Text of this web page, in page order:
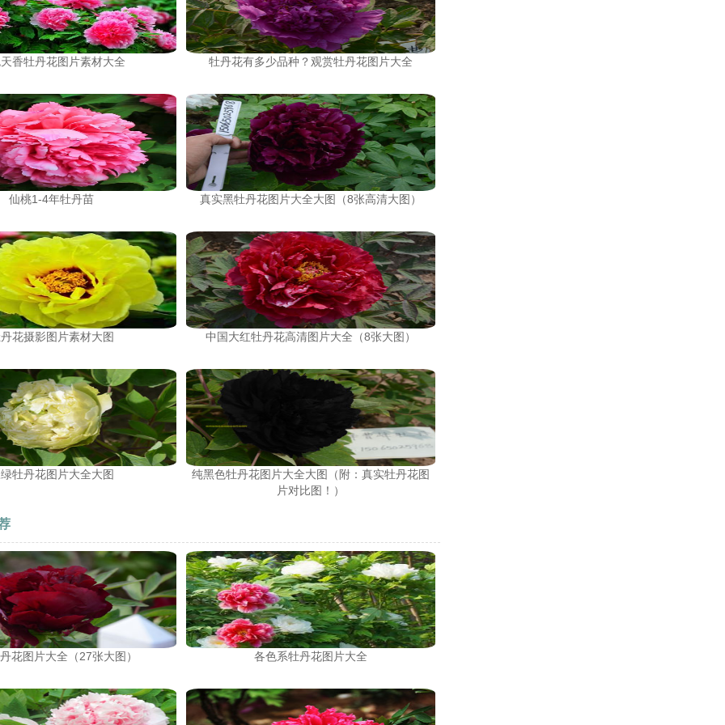
香牡丹花图片素材大全 牡丹花有多少品种？观赏牡丹花图片大全
仙桃1-4年牡丹苗 真实黑牡丹花图片大全大图（8张高清大图）
花摄影图片素材大图 中国大红牡丹花高清图片大全（8张大图）
牡丹花图片大全大图
纯黑色牡丹花图片大全大图（附：真实牡丹花图
片对比图！）
花图片大全（27张大图） 各色系牡丹花图片大全